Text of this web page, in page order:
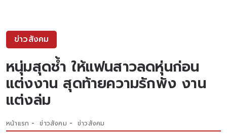
ข่าวสังคม
หนุ่มสุดช้ำ ให้แฟนสาวลดหุ่นก่อน
แต่งงาน สุดท้ายความรักพัง งาน
แต่งล่ม
หน้าแรก ข่าวสังคม ข่าวสังคม